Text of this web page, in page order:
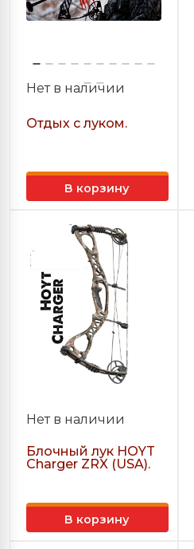
Нет в наличии
Отдых с луком.
В корзину
Нет в наличии
Блочный лук HOYT
Charger ZRX (USA).
В корзину